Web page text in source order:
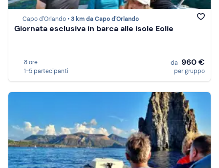
Capo d'Orlando •3 km da Capo d'Orlando
Giornata esclusiva in barca alle isole Eolie
8 ore
1-5 partecipanti
da 960 €
per gruppo